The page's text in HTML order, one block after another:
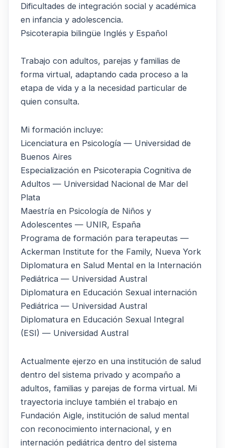
Dificultades de integración social y académica
en infancia y adolescencia.
Psicoterapia bilingüe Inglés y Español
Trabajo con adultos, parejas y familias de
forma virtual, adaptando cada proceso a la
etapa de vida y a la necesidad particular de
quien consulta.
Mi formación incluye:
Licenciatura en Psicología — Universidad de
Buenos Aires
Especialización en Psicoterapia Cognitiva de
Adultos — Universidad Nacional de Mar del
Plata
Maestría en Psicología de Niños y
Adolescentes — UNIR, España
Programa de formación para terapeutas —
Ackerman Institute for the Family, Nueva York
Diplomatura en Salud Mental en la Internación
Pediátrica — Universidad Austral
Diplomatura en Educación Sexual internación
Pediátrica — Universidad Austral
Diplomatura en Educación Sexual Integral
(ESI) — Universidad Austral
Actualmente ejerzo en una institución de salud
dentro del sistema privado y acompaño a
adultos, familias y parejas de forma virtual. Mi
trayectoria incluye también el trabajo en
Fundación Aigle, institución de salud mental
con reconocimiento internacional, y en
internación pediátrica dentro del sistema